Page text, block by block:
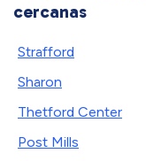
cercanas
Strafford
Sharon
Thetford Center
Post Mills